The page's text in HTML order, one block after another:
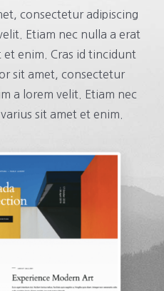
consectetur adipiscing
Etiam nec nulla a erat
et enim. Cras id tincidunt
sit amet, consectetur
a lorem velit. Etiam nec
sit amet et enim.